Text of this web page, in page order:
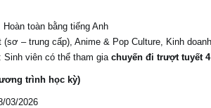
toàn bằng tiếng Anh
(sơ – trung cấp), Anime & Pop Culture, Kinh
Sinh viên có thể tham gia chuyến đi trượt tuyết
trình học kỳ)
03/2026